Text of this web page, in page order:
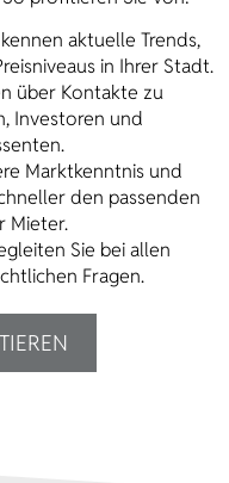
aktuelle Trends,
in Ihrer Stadt.
über Kontakte zu
Investoren und
Marktkenntnis und
den passenden
Mieter.
Sie bei allen
Fragen.